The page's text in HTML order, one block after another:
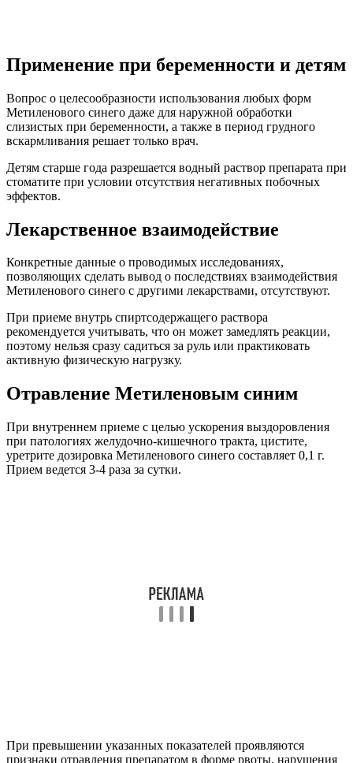
Применение при беременности и детям
Вопрос о целесообразности использования любых форм
Метиленового синего даже для наружной обработки
слизистых при беременности, а также в период грудного
вскармливания решает только врач.
Детям старше года разрешается водный раствор препарата при
стоматите при условии отсутствия негативных побочных
эффектов.
Лекарственное взаимодействие
Конкретные данные о проводимых исследованиях,
позволяющих сделать вывод о последствиях взаимодействия
Метиленового синего с другими лекарствами, отсутствуют.
При приеме внутрь спиртсодержащего раствора
рекомендуется учитывать, что он может замедлять реакции,
поэтому нельзя сразу садиться за руль или практиковать
активную физическую нагрузку.
Отравление Метиленовым синим
При внутреннем приеме с целью ускорения выздоровления
при патологиях желудочно-кишечного тракта, цистите,
уретрите дозировка Метиленового синего составляет 0,1 г.
Прием ведется 3-4 раза за сутки.
При превышении указанных показателей проявляются
признаки отравления препаратом в форме рвоты, нарушения